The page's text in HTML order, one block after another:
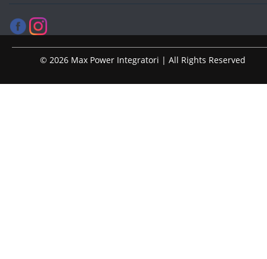
© 2026 Max Power Integratori | All Rights Reserved